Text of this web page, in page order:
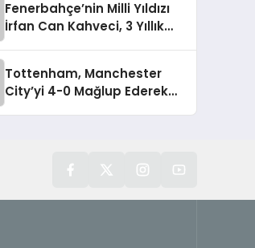
Fenerbahçe’nin Milli Yıldızı
İrfan Can Kahveci, 3 Yıllık
Tottenham, Manchester
City’yi 4-0 Mağlup Ederek